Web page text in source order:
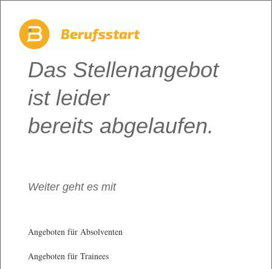
Das Stellenangebot
ist leider
bereits abgelaufen.
Weiter geht es mit
Angeboten für Absolventen
Angeboten für Trainees